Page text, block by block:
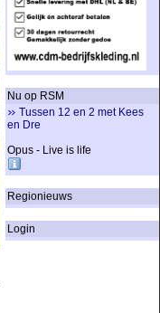
Nu op RSM
Tussen 12 en 2 met Kees
en Dre
Opus - Live is life
Regionieuws
Login